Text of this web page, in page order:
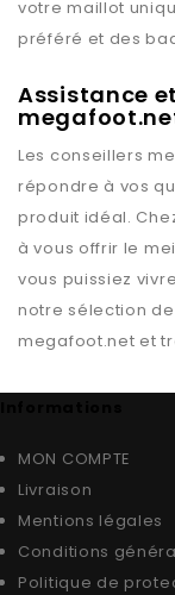
votre maillot
préféré et des
Assistance
Les conseillers
répondre à vos
produit idéal.
à vous offrir le
vous puissiez
notre sélection
megafoot.net et
MON COMPTE
Livraison
Mentions légales
Conditions
Politique de